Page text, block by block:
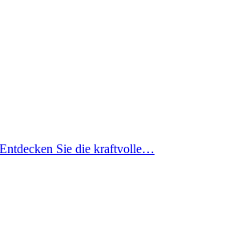
Sie die kraftvolle…